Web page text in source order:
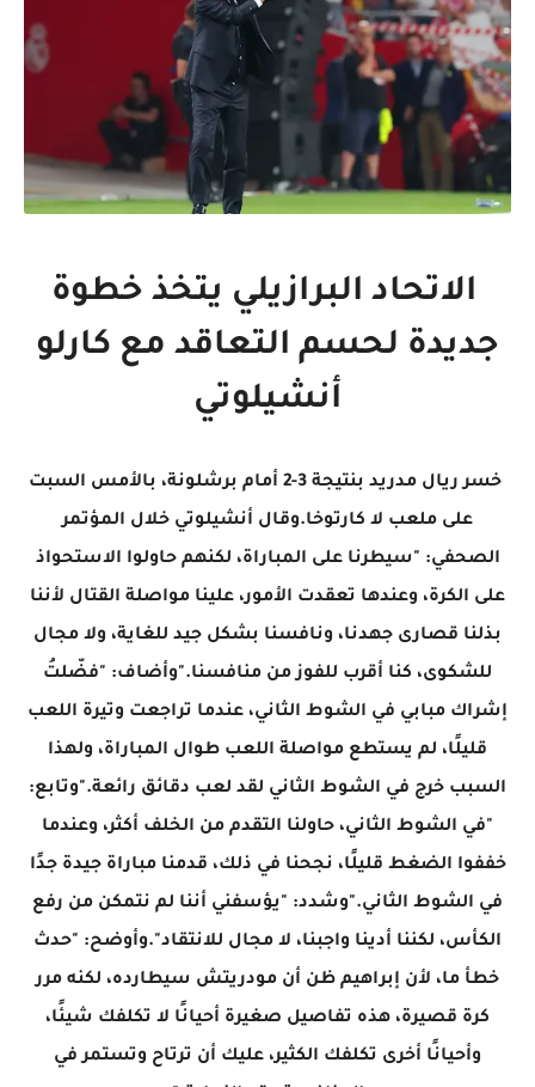
الاتحاد البرازيلي يتخذ خطوة
جديدة لحسم التعاقد مع كارلو
أنشيلوتي
خسر ريال مدريد بنتيجة 3-2 أمام برشلونة، بالأمس السبت
على ملعب لا كارتوخا.وقال أنشيلوتي خلال المؤتمر
الصحفي: "سيطرنا على المباراة، لكنهم حاولوا الاستحواذ
على الكرة، وعندها تعقدت الأمور، علينا مواصلة القتال لأننا
بذلنا قصارى جهدنا، ونافسنا بشكل جيد للغاية، ولا مجال
للشكوى، كنا أقرب للفوز من منافسنا."وأضاف: "فضّلتُ
إشراك مبابي في الشوط الثاني، عندما تراجعت وتيرة اللعب
قليلًا، لم يستطع مواصلة اللعب طوال المباراة، ولهذا
السبب خرج في الشوط الثاني لقد لعب دقائق رائعة."وتابع:
"في الشوط الثاني، حاولنا التقدم من الخلف أكثر، وعندما
خففوا الضغط قليلًا، نجحنا في ذلك، قدمنا ​​مباراة جيدة جدًا
في الشوط الثاني."وشدد: "يؤسفني أننا لم نتمكن من رفع
الكأس، لكننا أدينا واجبنا، لا مجال للانتقاد".وأوضح: "حدث
خطأ ما، لأن إبراهيم ظن أن مودريتش سيطارده، لكنه مرر
كرة قصيرة، هذه تفاصيل صغيرة أحيانًا لا تكلفك شيئًا،
وأحيانًا أخرى تكلفك الكثير، عليك أن ترتاح وتستمر في